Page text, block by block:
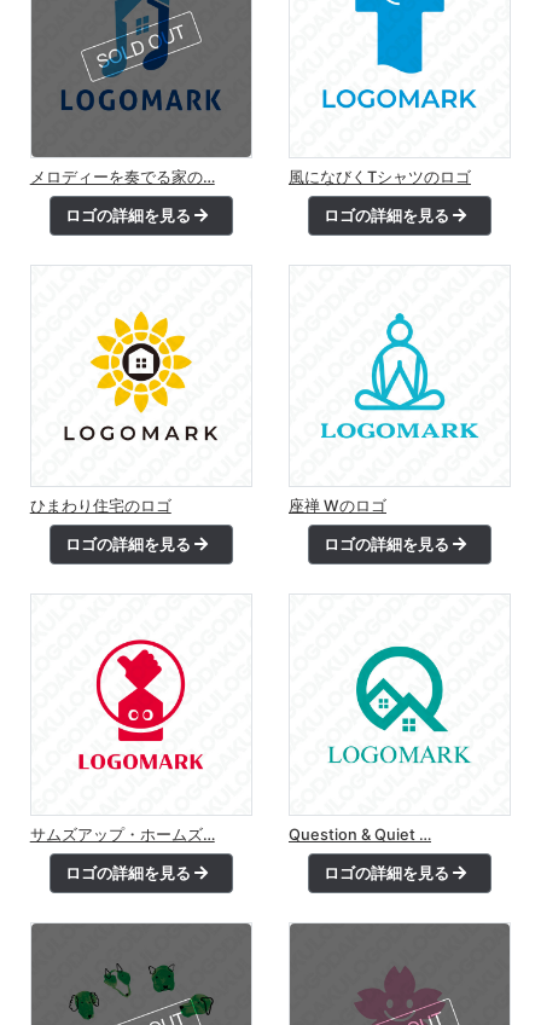
メロディーを奏でる家の…
ロゴの詳細を見る
風になびくTシャツのロゴ
ロゴの詳細を見る
ひまわり住宅のロゴ
ロゴの詳細を見る
座禅 Wのロゴ
ロゴの詳細を見る
サムズアップ・ホームズ…
ロゴの詳細を見る
Question & Quiet …
ロゴの詳細を見る